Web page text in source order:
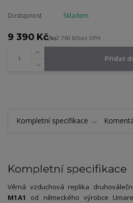
Dostupnost Skladem
9 390 Kč/ks7 760 Kčbez DPH
Přidat
Kompletní specifikace
Kompletní specifikace
Věrná vzduchová replika
M1A1 od německého výrobce